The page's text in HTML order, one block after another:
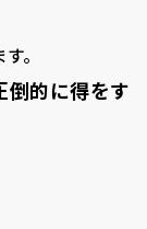
。
的に得をす